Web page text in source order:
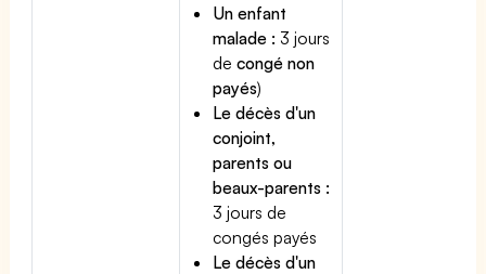
Un enfant
malade : 3 jours
decongé non
payés)
Le décès d'un
conjoint,
parents ou
beaux-parents :
3 jours de
congés payés
Le décès d'un